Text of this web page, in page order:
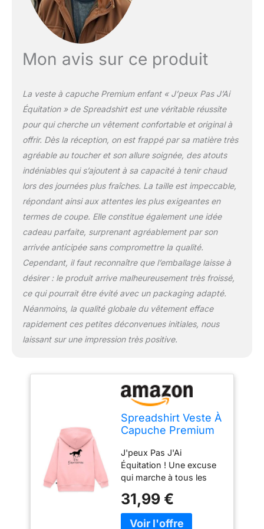
elle fera plaisir à tous les
cherches des cadeaux
chevaux drôle ? Dans
nombreuses affaires
d'equitation enfant,
sweat cheval, pull cheval
enfant, déguisement
cheval enfant.
Mon avis sur ce produit
La veste à capuche Premium enfant « J’peux Pas J’Ai
Équitation » de Spreadshirt est une véritable réussite
pour qui cherche un vêtement confortable et original à
offrir. Dès la réception, on est frappé par sa matière très
agréable au toucher et son allure soignée, des atouts
indéniables qui s’ajoutent à sa capacité à tenir chaud
lors des journées plus fraîches. La taille est impeccable,
répondant ainsi aux attentes les plus exigeantes en
termes de coupe. Elle constitue également une idée
cadeau parfaite, surprenant agréablement par son
arrivée anticipée sans compromettre la qualité.
Cependant, il faut reconnaître que l’emballage laisse à
désirer : le produit arrive malheureusement très froissé,
ce qui pourrait être évité avec un packaging adapté.
Néanmoins, la qualité globale du vêtement efface
rapidement ces petites déconvenues initiales, nous
laissant sur une impression très positive.
Spreadshirt Veste À
Capuche Premium
J'Ai Équitation
J'peux Pas J'Ai
Équitation ! Une excuse
qui marche à tous les
d'equitation drôle Veste
equitation : Cette veste à
31,99 €